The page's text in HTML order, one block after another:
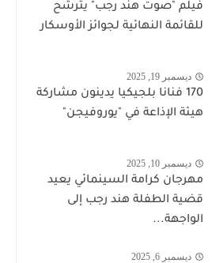
فيلم "صوت هند رجب" يترشح
للقائمة النهائية لجوائز الأوسكار
ديسمبر 19, 2025
170 فنانا بلجيكيا يدينون مشاركة
هيئة الإذاعة في "يوروفيجن"
ديسمبر 10, 2025
مهرجان كرامة السينمائي يعيد
قضية الطفلة هند رجب إلى
الواجهة...
ديسمبر 6, 2025